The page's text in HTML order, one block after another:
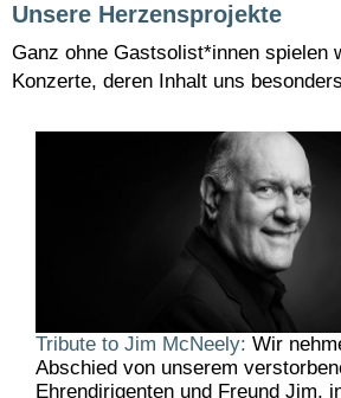
Unsere Herzensprojekte
Ganz ohne Gastsolist*innen spielen
Konzerte, deren Inhalt uns
Tribute to Jim McNeely: Wir
Abschied von unserem
Ehrendirigenten und Freund Jim,